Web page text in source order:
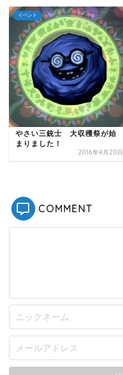
イベント
やさい三銃士 大収穫祭が始
まりました！
2016年4月20日
COMMENT